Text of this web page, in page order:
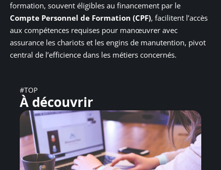
formation, souvent éligibles au financement par le
Compte Personnel de Formation (CPF), facilitent l’accès
aux compétences requises pour manœuvrer avec
assurance les chariots et les engins de manutention, pivot
central de l’efficience dans les métiers concernés.
#TOP
À découvrir